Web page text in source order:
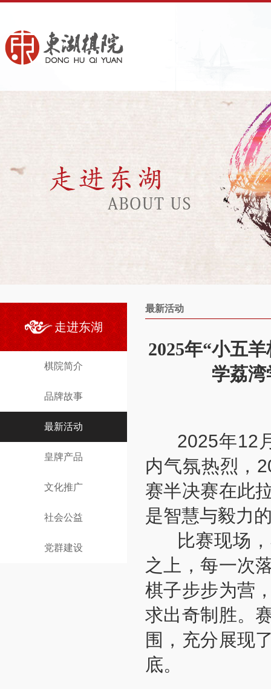
走进东湖
棋院简介
品牌故事
最新活动
皇牌产品
文化推广
社会公益
党群建设
最新活动
2025年“小五
学荔
2025年12月
内气氛热烈，
赛半决赛在此
是智慧与毅力
比赛现场，
之上，每一次
棋子步步为营
求出奇制胜。
围，充分展现
底。